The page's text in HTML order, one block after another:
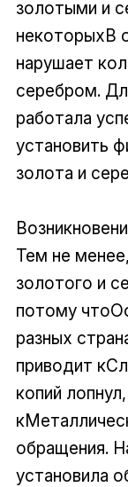
золотыми и
некоторыхВ
нарушает
серебром.
работала
установить
золота и
Тем не
золотого и
потому
разных
приводит
копий
обращения.
установила